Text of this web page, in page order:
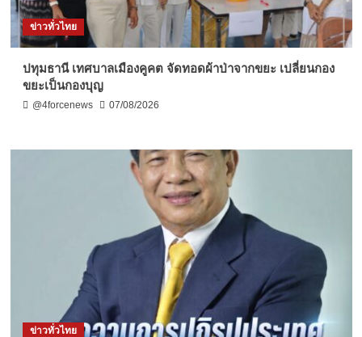
ข่าวทั่วไทย
ปทุมธานี เทศบาลเมืองคูคต จัดทอดผ้าป่าจากขยะ เปลี่ยนกอง
ขยะเป็นกองบุญ
@4forcenews 07/08/2026
ข่าวทั่วไทย